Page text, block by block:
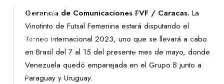
NOTIFICACIONES
NORMATIVAS
CONTACTO
Gerencia de Comunicaciones FVF / Caracas.La
Vinotinto de Futsal Femenina estará disputando el
Torneo Internacional 2023, uno que se llevará a cabo
en Brasil del 7 al 15 del presente mes de mayo, donde
Venezuela quedó emparejada en el Grupo B junto a
Paraguay y Uruguay.